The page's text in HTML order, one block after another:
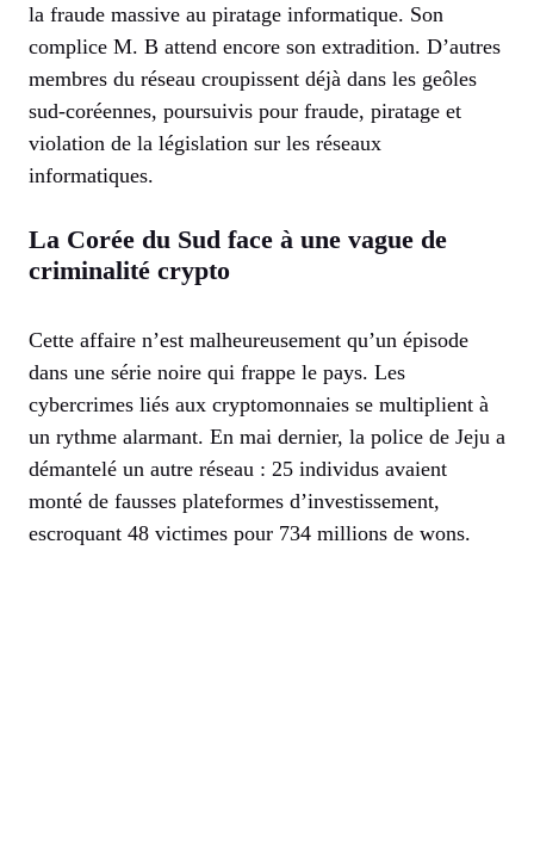
la fraude massive au piratage informatique. Son
complice M. B attend encore son extradition. D’autres
membres du réseau croupissent déjà dans les geôles
sud-coréennes, poursuivis pour fraude, piratage et
violation de la législation sur les réseaux
informatiques.
La Corée du Sud face à une vague de
criminalité crypto
Cette affaire n’est malheureusement qu’un épisode
dans une série noire qui frappe le pays. Les
cybercrimes liés aux cryptomonnaies se multiplient à
un rythme alarmant. En mai dernier, la police de Jeju a
démantelé un autre réseau : 25 individus avaient
monté de fausses plateformes d’investissement,
escroquant 48 victimes pour 734 millions de wons.